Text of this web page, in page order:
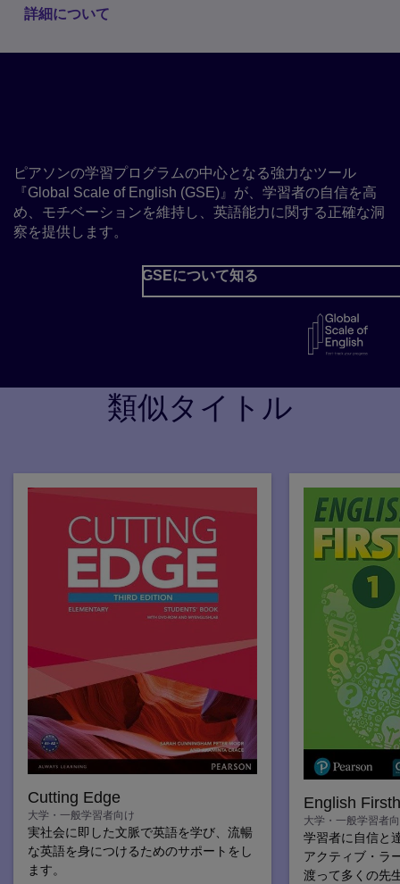
詳細について
ピアソンの学習プログラムの中心となる強力なツール
『Global Scale of English (GSE)』が、学習者の自信を高
め、モチベーションを維持し、英語能力に関する正確な洞
察を提供します。
GSEについて知る
類似タイトル
Cutting Edge
大学・一般学習者向け
実社会に即した文脈で英語を学び、流暢
な英語を身につけるためのサポートをし
ます。
English
大学・一般学習者
学習者に自信と
アクティブ・ラ
渡って多くの先